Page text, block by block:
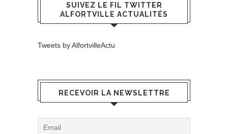
SUIVEZ LE FIL TWITTER
ALFORTVILLE ACTUALITÉS
Tweets by AlfortvilleActu
RECEVOIR LA NEWSLETTRE